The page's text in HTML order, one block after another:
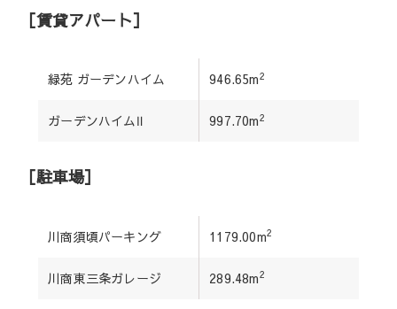
［賃貸アパート］
緑苑 ガーデンハイム 946.65m2
ガーデンハイムⅡ 997.70m2
［駐車場］
川商須頃パーキング 1179.00m2
川商東三条ガレージ 289.48m2